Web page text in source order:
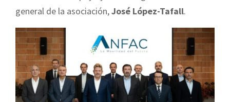
general de la asociación,José López-Tafall.